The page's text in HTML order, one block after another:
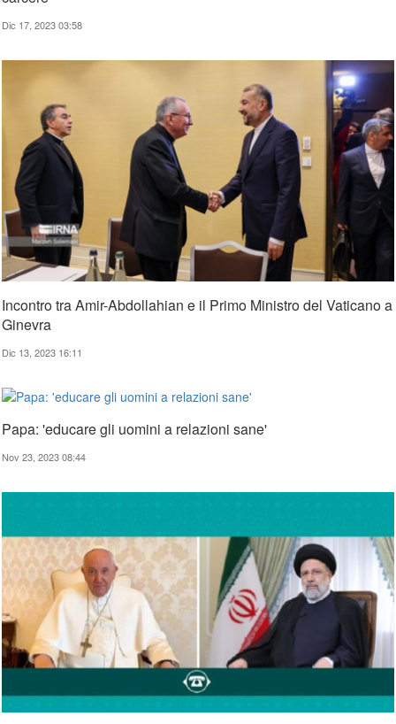
Dic 17, 2023 03:58
Incontro tra Amir-Abdollahian e il Primo Ministro del Vaticano a
Ginevra
Dic 13, 2023 16:11
Papa: 'educare gli uomini a relazioni sane'
Nov 23, 2023 08:44